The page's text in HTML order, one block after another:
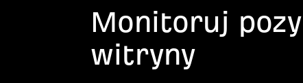
Monitoruj
witryny